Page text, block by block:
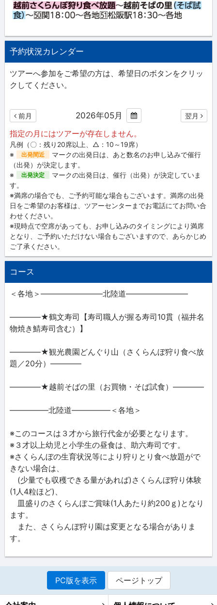
予約状況カレンダー
ツアーへ参加をご希望の方は、希望日のボタンをクリッ
クしてください。
前月 2026年05月 翌月
指定の月にはツアーが存在しません。
凡例（〇：残り20席以上、△：10～19席）
※
出発間近
マークの出発日は、あと数名のお申し込みで催行
（出発）が決定します。
※
出発決定
マークの出発日は、催行（出発）が決定していま
す。
※満席の場合でも、ご予約可能な場合もございます。満席の出発
日をご希望のお客様は、ツアーセンターまでお電話にてお問い合
わせください。
※現時点で空席があっても、お申し込みのタイミングにより満席
となり、ご予約いただけない場合もございますので、あらかじめ
ご了承ください。
コース
＜各地＞――――――――北陸道――――――――
――――★鶴文寿司【寿司職人が握る寿司10貫（福井名
物焼き鯖寿司含む）】
――――★観光農園どんぐり山（さくらんぼ狩り食べ放
題／20分）――――
――――★越前そばの里（お買物・そば試食）――――
―――――北陸道―――――＜各地＞
※このコースは３才から旅行代金が必要となります。
※３才以上幼児と小学生の昼食は、助六寿司です。
※さくらんぼの生育状況等により狩りとり食べ放題がで
きない場合は、
(少量でも収穫できる量があれば)さくらんぼ狩り体験
(1人4粒ほど)、
皿盛りのさくらんぼご賞味(1人あたり約200ｇ)となり
ます。
また、さくらんぼ狩り園は変更となる場合がありま
す。
PC版を表示 ページトップ